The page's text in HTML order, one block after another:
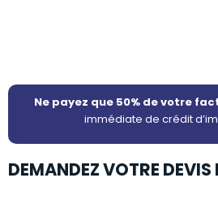
Ne payez que 50% de votre
immédiate de crédit
DEMANDEZ VOTRE DEVIS